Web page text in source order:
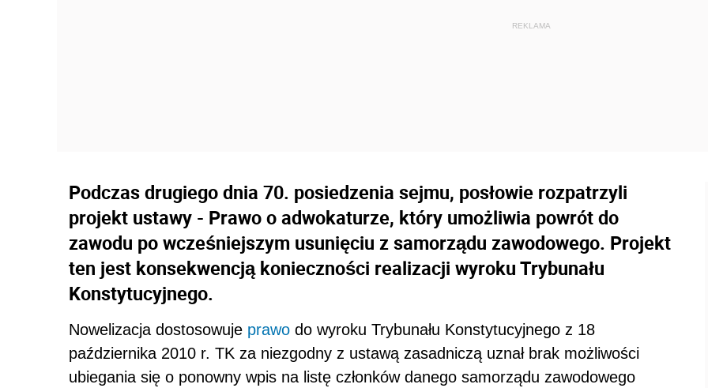
Podczas drugiego dnia 70. posiedzenia sejmu, posłowie rozpatrzyli
projekt ustawy - Prawo o adwokaturze, który umożliwia powrót do
zawodu po wcześniejszym usunięciu z samorządu zawodowego. Projekt
ten jest konsekwencją konieczności realizacji wyroku Trybunału
Konstytucyjnego.
Nowelizacja dostosowuje prawo do wyroku Trybunału Konstytucyjnego z 18
października 2010 r. TK za niezgodny z ustawą zasadniczą uznał brak możliwości
ubiegania się o ponowny wpis na listę członków danego samorządu zawodowego